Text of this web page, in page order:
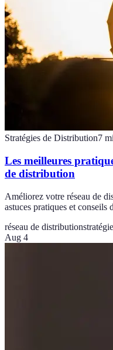
Stratégies de Distribution7
Les meilleures
de distribution
Améliorez votre réseau de
astuces pratiques et conseils
réseau de distribution
Aug 4